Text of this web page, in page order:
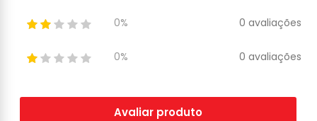
0% 0 avaliações
0% 0 avaliações
Avaliar produto